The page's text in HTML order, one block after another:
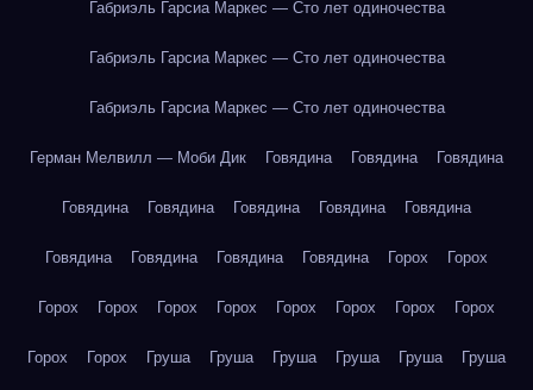
Габриэль Гарсиа Маркес — Сто лет одиночества
Габриэль Гарсиа Маркес — Сто лет одиночества
Габриэль Гарсиа Маркес — Сто лет одиночества
Герман Мелвилл — Моби Дик Говядина Говядина Говядина
Говядина Говядина Говядина Говядина Говядина
Говядина Говядина Говядина Говядина Горох Горох
Горох Горох Горох Горох Горох Горох Горох Горох
Горох Горох Груша Груша Груша Груша Груша Груша